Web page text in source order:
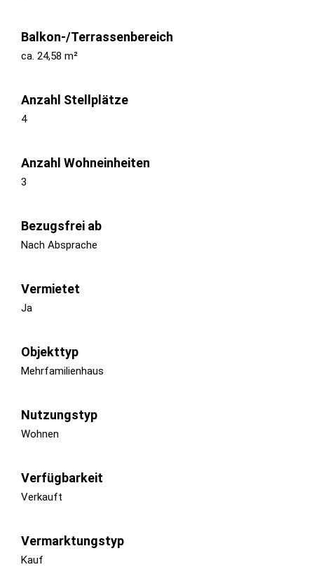
Balkon-/Terrassenbereich
ca. 24,58 m²
Anzahl Stellplätze
4
Anzahl Wohneinheiten
3
Bezugsfrei ab
Nach Absprache
Vermietet
Ja
Objekttyp
Mehrfamilienhaus
Nutzungstyp
Wohnen
Verfügbarkeit
Verkauft
Vermarktungstyp
Kauf